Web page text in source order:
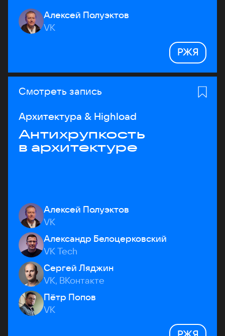
Алексей Полуэктов
VK
РЖЯ
Смотреть запись
Архитектура & Highload
Антихрупкость
в архитектуре
Алексей Полуэктов
VK
Александр Белоцерковский
VK Tech
Сергей Ляджин
VK, ВКонтакте
Пётр Попов
VK
РЖЯ